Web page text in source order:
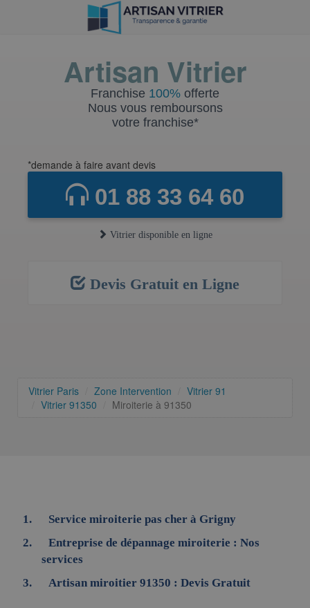
Artisan Vitrier
Franchise 100% offerte
Nous vous remboursons
votre franchise*
*demande à faire avant devis
01 88 33 64 60
Vitrier disponible en ligne
Devis Gratuit en Ligne
Vitrier Paris Zone Intervention
Vitrier 91
Vitrier 91350
Miroiterie à 91350
Service miroiterie pas cher à Grigny
Entreprise de dépannage miroiterie : Nos
services
Artisan miroitier 91350 : Devis Gratuit